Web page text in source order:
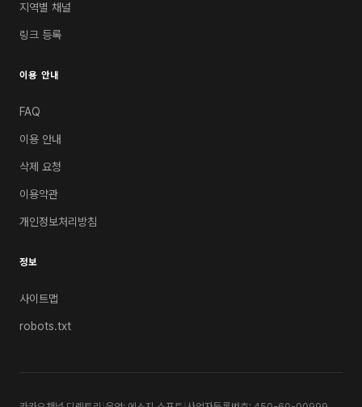
지역별 채널
링크 등록
이용 안내
FAQ
이용 안내
삭제 요청
이용약관
개인정보처리방침
정보
사이트맵
robots.txt